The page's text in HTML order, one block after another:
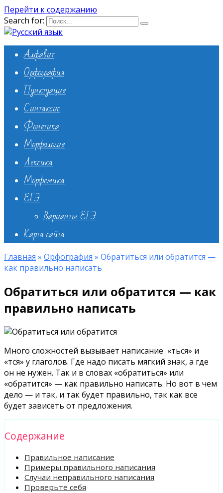
Перейти к содержанию
Search for:
Алфавит
Орфография
Пунктуация
Синтаксис
Фонетика
Морфология
Лексика
Морфемика
ЕГЭ
Варианты ЕГЭ
Карта сайта
Главная » Орфография » Обратиться или обратится —
как правильно написать
Обратиться или обратится — как
правильно написать
Много сложностей вызывает написание «ться» и
«тся» у глаголов. Где надо писать мягкий знак, а где
он не нужен. Так и в словах «обратиться» или
«обратится» — как правильно написать. Но вот в чем
дело — и так, и так будет правильно, так как все
будет зависеть от предложения.
Содержание
Правильное написание
Примеры правильного написания
Случаи неправильного написания
Проверьте себя